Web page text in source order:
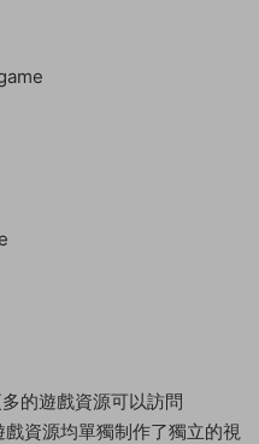
的遊戲資源可以訪問
資源均單獨制作了獨立的視